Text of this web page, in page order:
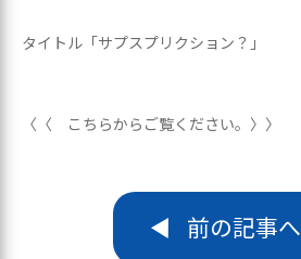
タイトル「サプスプリクション？」
〈〈 こちらからご覧ください。〉〉
前の記事へ